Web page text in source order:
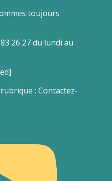
toujours
26 27 du lundi au
: Contactez-